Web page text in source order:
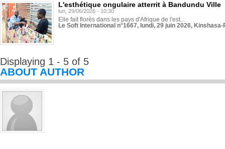
L'esthétique ongulaire atterrit à Bandundu Ville
lun, 29/06/2026 - 10:30
Elle fait florès dans les pays d'Afrique de l'est...
Le Soft International n°1667, lundi, 29 juin 2026,
Displaying 1 - 5 of 5
ABOUT AUTHOR